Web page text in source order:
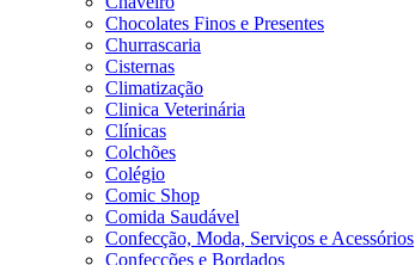
Chocolates Finos e Presentes
Churrascaria
Cisternas
Climatização
Clinica Veterinária
Clínicas
Colchões
Colégio
Comic Shop
Comida Saudável
Confecção, Moda, Serviços e Acessórios
Confecções e Bordados